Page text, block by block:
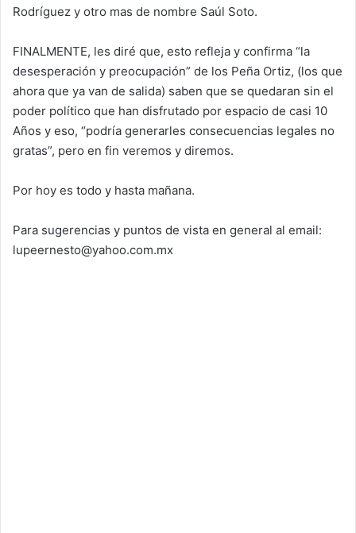
Rodríguez y otro mas de nombre Saúl Soto.
FINALMENTE, les diré que, esto refleja y confirma “la
desesperación y preocupación” de los Peña Ortiz, (los que
ahora que ya van de salida) saben que se quedaran sin el
poder político que han disfrutado por espacio de casi 10
Años y eso, “podría generarles consecuencias legales no
gratas”, pero en fin veremos y diremos.
Por hoy es todo y hasta mañana.
Para sugerencias y puntos de vista en general al email:
lupeernesto@yahoo.com.mx